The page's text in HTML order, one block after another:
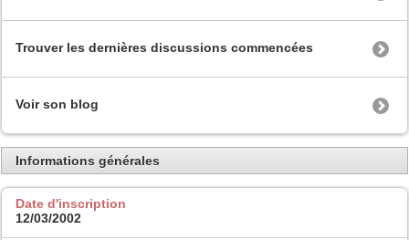
Trouver les dernières discussions commencées
Voir son blog
Informations générales
Date d'inscription
12/03/2002